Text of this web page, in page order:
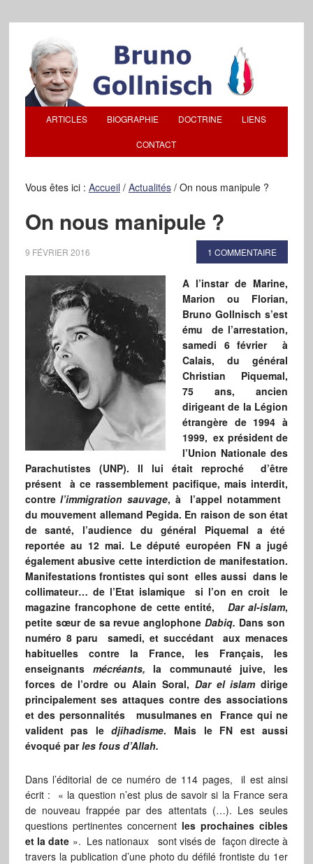
ARTICLES BIOGRAPHIE DOCTRINE LIENS
CONTACT
Vous êtes ici : Accueil / Actualités /On nous manipule ?
On nous manipule ?
9 FÉVRIER 2016 1 COMMENTAIRE
A l’instar de Marine,
Marion ou Florian,
Bruno Gollnisch s’est
ému de l’arrestation,
samedi 6 février à
Calais, du général
Christian Piquemal,
75 ans, ancien
dirigeant de la Légion
étrangère de 1994 à
1999, ex président de
l’Union Nationale des
Parachutistes (UNP). Il lui était reproché d’être
présent à ce rassemblement pacifique, mais interdit,
contrel’immigration sauvage, à l’appel notamment
du mouvement allemand Pegida. En raison de son état
de santé, l’audience du général Piquemal a été
reportée au 12 mai. Le député européen FN a jugé
également abusive cette interdiction de manifestation.
Manifestations frontistes qui sont elles aussi dans le
collimateur… de l’Etat islamique si l’on en croit le
magazine francophone de cette entité, Dar al-islam,
petite sœur de sa revue anglophoneDabiq. Dans son
numéro 8 paru samedi, et succédant aux menaces
habituelles contre la France, les Français, les
enseignants mécréants, la communauté juive, les
forces de l’ordre ou Alain Soral, Dar el islamdirige
principalement ses attaques contre des associations
et des personnalités musulmanes en France qui ne
valident pas ledjihadisme. Mais le FN est aussi
évoqué parles fous d’Allah.
Dans l’éditorial de ce numéro de 114 pages, il est ainsi
écrit : « la question n’est plus de savoir si la France sera
de nouveau frappée par des attentats (…). Les seules
questions pertinentes concernentles prochaines cibles
et la date ». Les nationaux sont visés de façon directe à
travers la publication d’une photo du défilé frontiste du 1er